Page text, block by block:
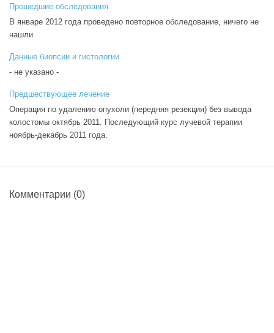
Прошедшие обследования
В январе 2012 года проведено повторное обследование, ничего не
нашли
Данные биопсии и гистологии
- не указано -
Предшествующее лечение
Операция по удалению опухоли (передняя резекция) без вывода
колостомы октябрь 2011. Последующий курс лучевой терапии
ноябрь-декабрь 2011 года.
Комментарии (0)